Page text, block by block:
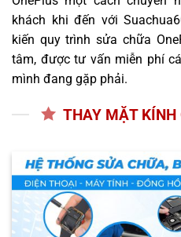
khách khi đến với
kiến quy trình sửa chữa
tâm, được tư vấn miễn phí
mình đang gặp phải.
THAY MẶT KÍNH